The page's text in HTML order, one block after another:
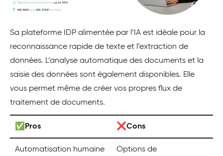
Sa plateforme IDP alimentée par l’IA est idéale pour la
reconnaissance rapide de texte et l’extraction de
données. L’analyse automatique des documents et la
saisie des données sont également disponibles. Elle
vous permet même de créer vos propres flux de
traitement de documents.
✅Pros ❌Cons
Automatisation humaine
Options de